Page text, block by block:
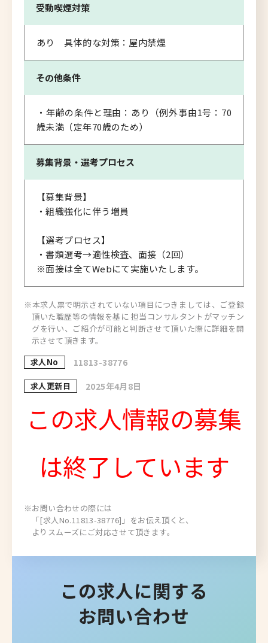
受動喫煙対策
あり 具体的な対策：屋内禁煙
その他条件
・年齢の条件と理由：あり（例外事由1号：70
歳未満（定年70歳のため）
募集背景・ 選考プロセス
【募集背景】
・組織強化に伴う増員
【選考プロセス】
・書類選考→適性検査、面接（2回）
※面接は全てWebにて実施いたします。
※本求人票で明示されていない項目につきましては、ご登録
頂いた職歴等の情報を基に 担当コンサルタントがマッチン
グを行い、ご紹介が可能と判断させて頂いた際に詳細を開
示させて頂きます。
求人No
11813-38776
求人更新日 2025年4月8日
この求人情報の募集
は終了しています
※お問い合わせの際には
「[求人No.11813-38776]」をお伝え頂くと、
よりスムーズにご対応させて頂きます。
この求人に関する
お問い合わせ